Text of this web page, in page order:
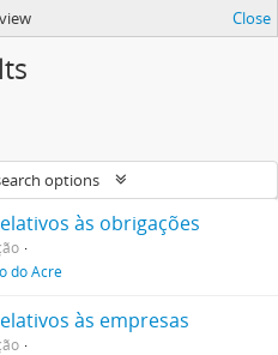
Close
options
às obrigações
do Acre
às empresas